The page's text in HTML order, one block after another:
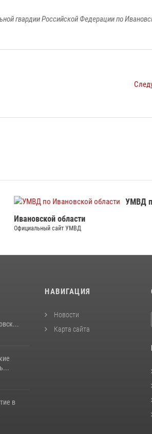
гвардии Российской Федерации по
по
СУ СК по Ивановской
в
НАВИГАЦИЯ
Новости
Карта сайта